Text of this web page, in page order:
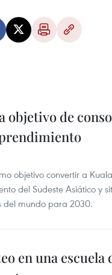
objetivo de
objetivo convertir a
del Sudeste Asiático y
del mundo para 2030.
en una escuela